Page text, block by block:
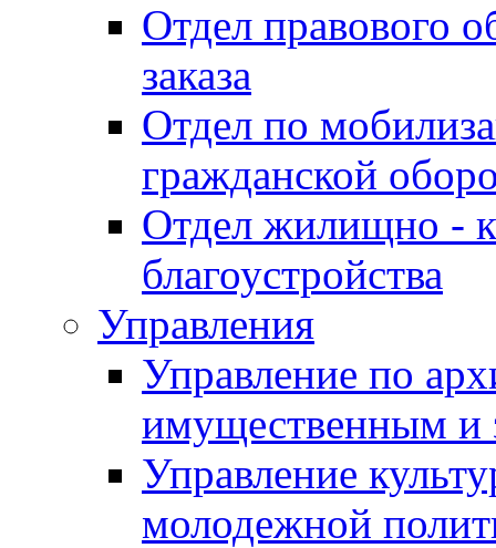
Отдел правового
заказа
Отдел по
гражданской
Отдел жилищно -
благоустройства
Управления
Управление по
имущественным и
Управление
молодежной